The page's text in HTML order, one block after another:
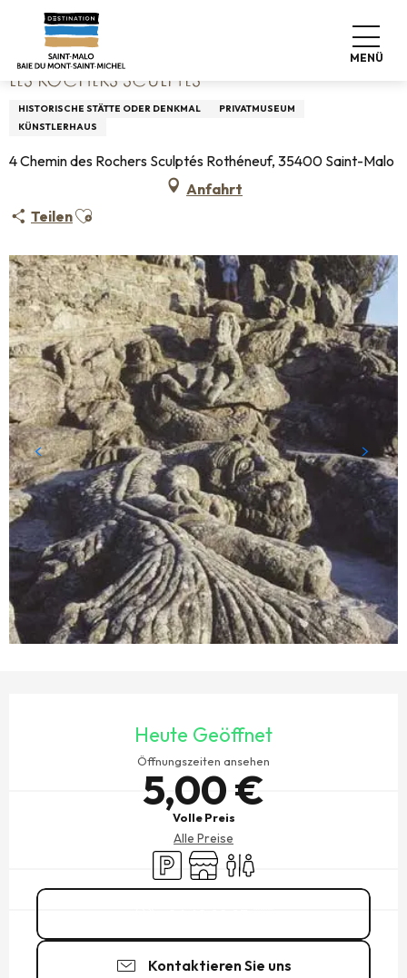
contenu
principal
MENÜ
Startseite
LES ROCHERS SCULPTÉS
HISTORISCHE STÄTTE ODER DENKMAL
PRIVATMUSEUM
KÜNSTLERHAUS
4 Chemin des Rochers Sculptés Rothéneuf, 35400 Saint-Malo
Anfahrt
TeilenAjouter aux favoris
Heute Geöffnet
Öffnungszeiten ansehen
5,00 €
Volle Preis
Alle Preise
Parkplatz
Shop Toiletten
Kontaktieren Sie uns